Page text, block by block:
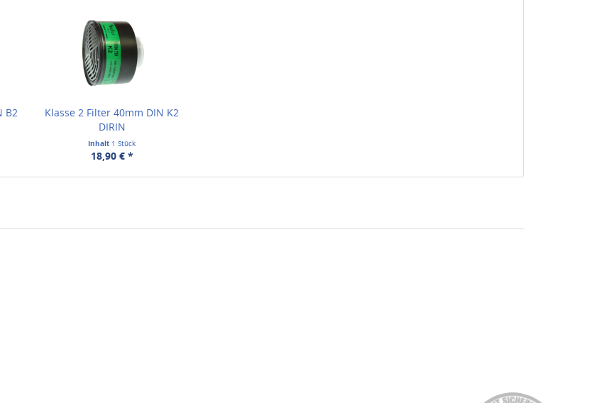
B2
Klasse 2 Filter 40mm DIN K2
DIRIN
Inhalt 1 Stück
18,90 € *